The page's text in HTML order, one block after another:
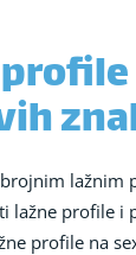
profile
profile na